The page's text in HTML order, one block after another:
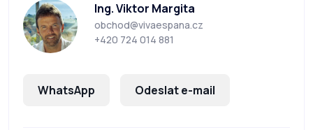
Ing. Viktor Margita
obchod@vivaespana.cz
+420 724 014 881
WhatsApp Odeslat e-mail